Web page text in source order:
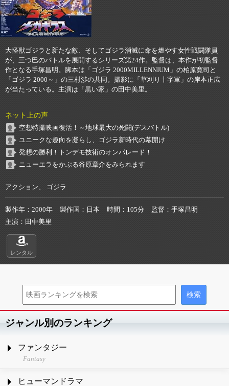
大怪獣ゴジラと新たな敵、そしてゴジラ消滅に命を燃やす女性戦闘隊員
が、三つ巴のバトルを展開するシリーズ第24作。監督は、本作が初監督
作となる手塚昌明。脚本は「ゴジラ 2000MILLENNIUM」の柏原寛司と
「ゴジラ 2000～」の三村渉の共同。撮影に「草刈り十字軍」の岸本正広
が当たっている。主演は「黒い家」の田中美里。
ネット上の声
空想特撮映画復活！～地球最大の死闘(デスバトル)
ユニークな趣向を凝らし、ゴジラ新時代の幕開け
発想の勝利！トンデモ技術のオンパレード！
ニューエラをかぶる谷原章介をみられます
アクション、 ゴジラ
製作年 2000年 製作国 日本 時間 105分 監督
手塚昌明
主演
田中美里
レンタル
ジャンル別のランキング
ファンタジー
Fantasy
ヒューマンドラマ